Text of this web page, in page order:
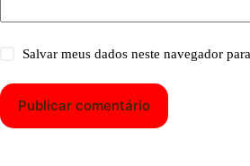
Salvar meus dados neste navegador
Publicar comentário